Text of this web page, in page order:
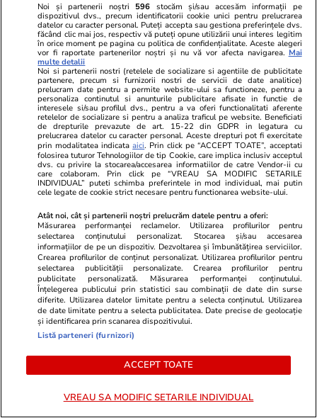
Horoscop 21:50
Horoscop 2 august 2026. Leii
sunt printre cei conștienți de
faptul că propria dispoziție este
propria creație și ar fi bine să
cerceteze problema
Vacanțe și
Însoțitorii
nou obicei
îmbarcare:
lucru”
Horoscop 21:50
Horoscop 2 august 2026. Leii
sunt printre cei conștienți de
propria creație și ar fi bine să
cerceteze problema
Noi și partenerii noștri 596 stocăm și/sau accesăm informații pe
dispozitivul dvs., precum identificatorii cookie unici pentru prelucrarea
datelor cu caracter personal. Puteți accepta sau gestiona preferințele dvs.
făcând clic mai jos, respectiv vă puteți opune utilizării unui interes legitim
în orice moment pe pagina cu politica de confidențialitate. Aceste alegeri
vor fi raportate partenerilor noștri și nu vă vor afecta navigarea. Mai
multe detalii
Noi si partenerii nostri (retelele de socializare si agentiile de publicitate
partenere, precum si furnizorii nostri de servicii de date analitice)
prelucram date pentru a permite website-ului sa functioneze, pentru a
personaliza continutul si anunturile publicitare afisate in functie de
interesele si/sau profilul dvs., pentru a va oferi functionalitati aferente
retelelor de socializare si pentru a analiza traficul pe website. Beneficiati
de drepturile prevazute de art. 15-22 din GDPR in legatura cu
prelucrarea datelor cu caracter personal. Aceste drepturi pot fi exercitate
prin modalitatea indicataaici. Prin click pe “ACCEPT TOATE”, acceptati
folosirea tuturor Tehnologiilor de tip Cookie, care implica inclusiv acceptul
dvs. cu privire la stocarea/accesarea informatiilor de catre Vendor-ii cu
care colaboram. Prin click pe “VREAU SA MODIFIC SETARILE
INDIVIDUAL” puteti schimba preferintele in mod individual, mai putin
cele legate de cookie strict necesare pentru functionarea website-ului.
Atât noi, cât și partenerii noștri prelucrăm datele pentru a oferi:
Măsurarea performanței reclamelor. Utilizarea profilurilor pentru
selectarea conținutului personalizat. Stocarea și/sau accesarea
informațiilor de pe un dispozitiv. Dezvoltarea și îmbunătățirea serviciilor.
Crearea profilurilor de conținut personalizat. Utilizarea profilurilor pentru
selectarea publicității personalizate. Crearea profilurilor pentru
publicitate personalizată. Măsurarea performanței conținutului.
Înțelegerea publicului prin statistici sau combinații de date din surse
diferite. Utilizarea datelor limitate pentru a selecta conținutul. Utilizarea
de date limitate pentru a selecta publicitatea. Date precise de geolocație
și identificarea prin scanarea dispozitivului.
Listă parteneri (furnizori)
ACCEPT TOATE
VREAU SA MODIFIC SETARILE INDIVIDUAL